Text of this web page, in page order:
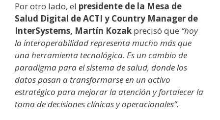
Por otro lado, el presidente de la Mesa de
Salud Digital de ACTI y Country Manager de
InterSystems, Martín Kozak precisó que “hoy
la interoperabilidad representa mucho más que
una herramienta tecnológica. Es un cambio de
paradigma para el sistema de salud, donde los
datos pasan a transformarse en un activo
estratégico para mejorar la atención y fortalecer la
toma de decisiones clínicas y operacionales”.